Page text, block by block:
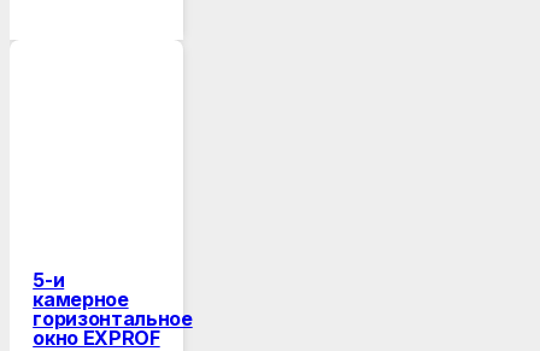
5-и
камерное
горизонтальное
окно EXPROF